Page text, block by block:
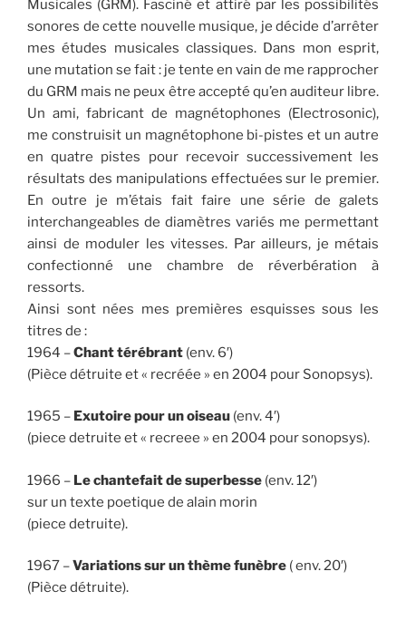
Musicales (GRM). Fasciné et attiré par les possibilités
sonores de cette nouvelle musique, je décide d’arrêter
mes études musicales classiques. Dans mon esprit,
une mutation se fait : je tente en vain de me rapprocher
du GRM mais ne peux être accepté qu’en auditeur libre.
Un ami, fabricant de magnétophones (Electrosonic),
me construisit un magnétophone bi-pistes et un autre
en quatre pistes pour recevoir successivement les
résultats des manipulations effectuées sur le premier.
En outre je m’étais fait faire une série de galets
interchangeables de diamètres variés me permettant
ainsi de moduler les vitesses. Par ailleurs, je métais
confectionné une chambre de réverbération à
ressorts.
Ainsi sont nées mes premières esquisses sous les
titres de :
1964 –Chant térébrant (env. 6′)
(Pièce détruite et « recréée » en 2004 pour Sonopsys).
1965 – Exutoire pour un oiseau (env. 4′)
(piece detruite et « recreee » en 2004 pour sonopsys).
1966 – Le chantefait de superbesse (env. 12′)
sur un texte poetique de alain morin
(piece detruite).
1967 –Variations sur un thème funèbre ( env. 20′)
(Pièce détruite).